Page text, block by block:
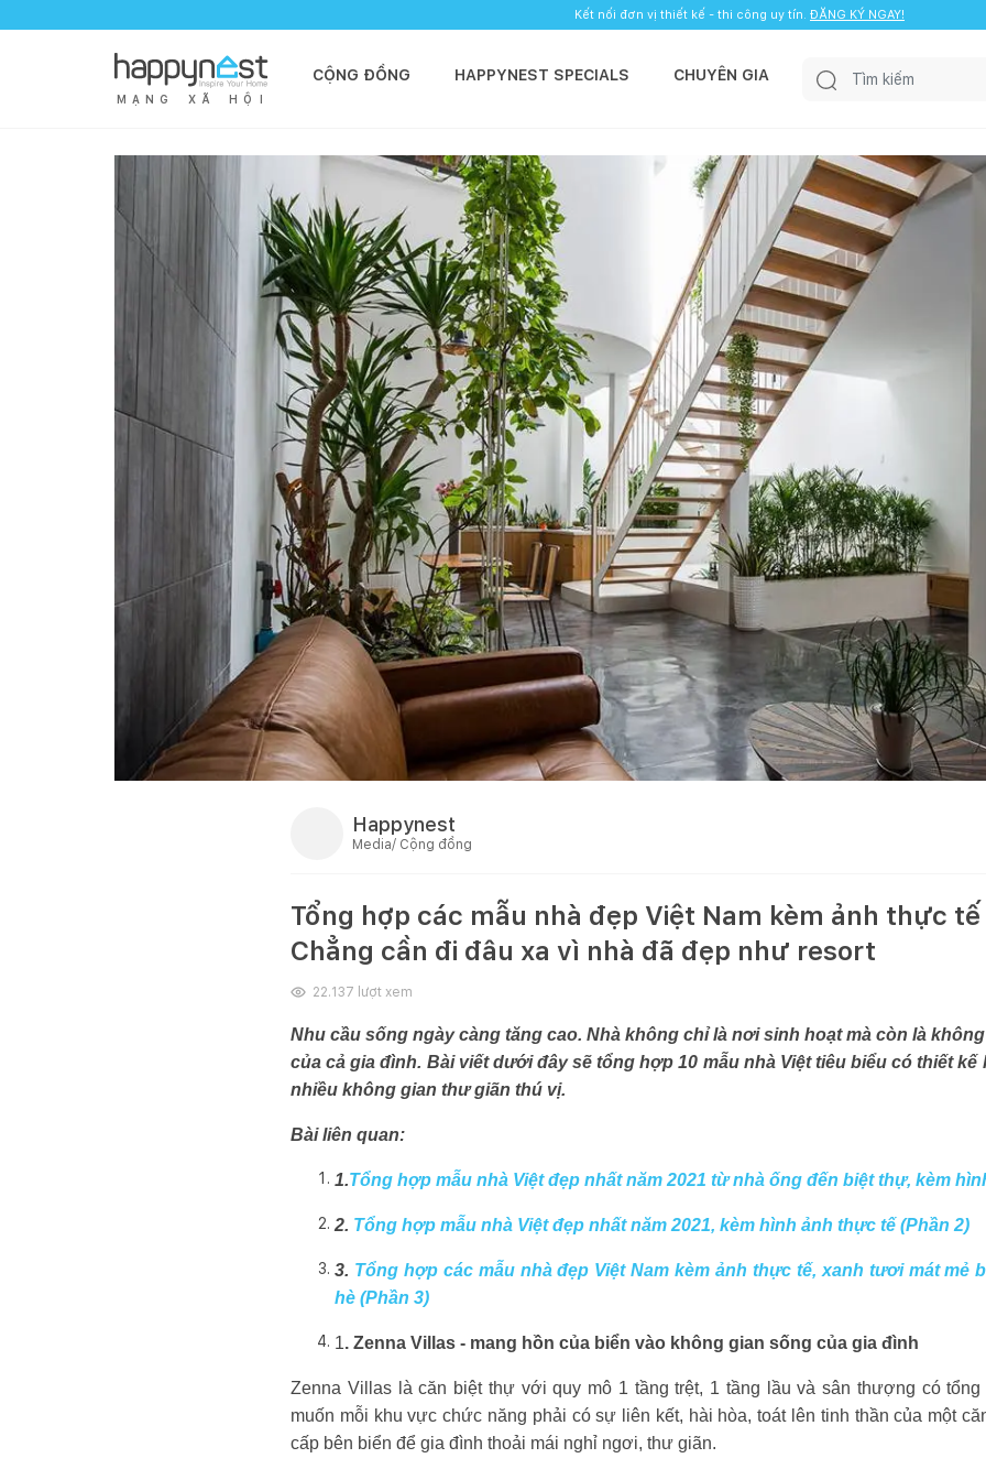
Kết nối đơn vị thiết kế - thi công uy tín. ĐĂNG KÝ NGAY!
M Ạ N G X Ã H Ộ I
CỘNG ĐỒNG HAPPYNEST SPECIALS CHUYÊN GIA
Happynest
Media/ Cộng đồng
Tổng hợp các mẫu nhà đẹp Việt Nam kèm ảnh thực
Chẳng cần đi đâu xa vì nhà đã đẹp như resort
22.137 lượt xem
Nhu cầu sống ngày càng tăng cao. Nhà không chỉ là nơi sinh hoạt mà còn là
của cả gia đình. Bài viết dưới đây sẽ tổng hợp 10 mẫu nhà Việt tiêu biểu có thiết kế
nhiều không gian thư giãn thú vị.
Bài liên quan:
1.Tổng hợp mẫu nhà Việt đẹp nhất năm 2021 từ nhà ống đến biệt thự, kèm
2. Tổng hợp mẫu nhà Việt đẹp nhất năm 2021, kèm hình ảnh thực tế (Phần 2)
3. Tổng hợp các mẫu nhà đẹp Việt Nam kèm ảnh thực tế, xanh tươi mát mẻ
hè (Phần 3)
1. Zenna Villas - mang hồn của biển vào không gian sống của gia đình
Zenna Villas là căn biệt thự với quy mô 1 tầng trệt, 1 tầng lầu và sân thượng có tổng
muốn mỗi khu vực chức năng phải có sự liên kết, hài hòa, toát lên tinh thần của một
cấp bên biển để gia đình thoải mái nghỉ ngơi, thư giãn.